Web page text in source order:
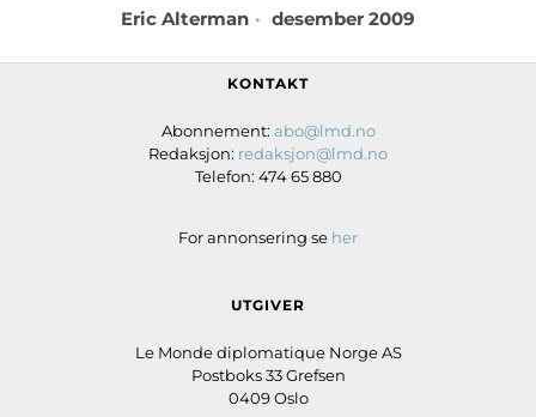
Eric Alterman
desember 2009
KONTAKT
Abonnement: abo@lmd.no
Redaksjon: redaksjon@lmd.no
Telefon: 474 65 880
For annonsering se her
UTGIVER
Le Monde diplomatique Norge AS
Postboks 33 Grefsen
0409 Oslo